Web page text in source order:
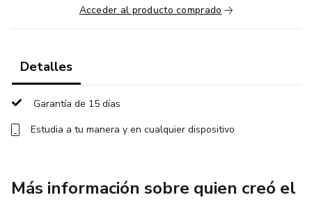
Acceder al producto comprado
Detalles
Garantía de 15 días
Estudia a tu manera y en cualquier dispositivo
Más información sobre quien creó el